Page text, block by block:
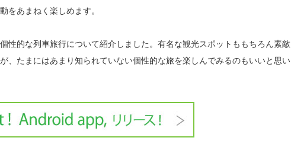
をあまねく楽しめます。
性的な列車旅行について紹介しました。有名な観光スポットももちろん素敵
、たまにはあまり知られていない個性的な旅を楽しんでみるのもいいと思い